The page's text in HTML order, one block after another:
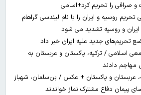
تحریم روسیه و ایران را با نام لیندسی گراهام
ایران و روسیه تشدید می شود
تحریم‌های جدید علیه ایران خبر داد
اسلامی / ترکیه، پاکستان و عربستان به
مهاجم دادند
عربستان و پاکستان + عکس / بن‌سلمان، شهباز
پیمان دفاع مشترک نماز خواندند